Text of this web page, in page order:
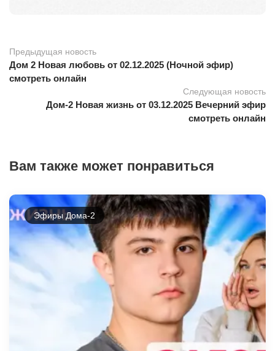
Предыдущая новость
Дом 2 Новая любовь от 02.12.2025 (Ночной эфир)
смотреть онлайн
Следующая новость
Дом-2 Новая жизнь от 03.12.2025 Вечерний эфир
смотреть онлайн
Вам также может понравиться
Эфиры Дома-2